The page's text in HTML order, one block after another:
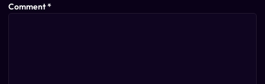
Comment*